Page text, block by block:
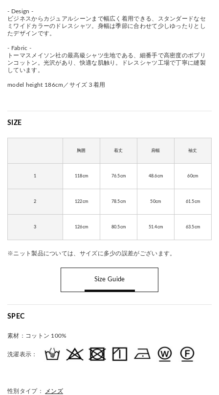
- Design -
ビジネスからカジュアルシーンまで幅広く着用できる、スタンダードなセ
ミワイドカラーのドレスシャツ。身幅は季節に合わせて少しゆったりとし
たデザインです。
- Fabric -
トーマスメイソン社の最高級シャツ生地である、細番手で高密度のポプリ
ンコットン。光沢があり、快適な肌触り。ドレスシャツ工場で丁寧に縫製
しています。
model height 186cm／サイズ３着用
SIZE
胸囲 着丈 肩幅 袖丈
1 118cm 76.5cm 48.6cm 60cm
2 122cm 78.5cm 50cm 61.5cm
3 126cm 80.5cm 51.4cm 63.5cm
※ニット製品については、サイズに多少の誤差がございます。
Size Guide
SPEC
素材： コットン 100%
洗濯表示：
性別タイプ：
メンズ